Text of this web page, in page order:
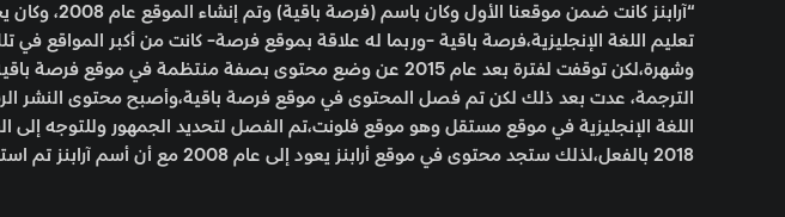
“آرابنز كانت
تعليم اللغة الإنجليزية،فرصة باقية -وربما له علاقة بموقع فرصة- كانت من أكبر المواقع في
وشهرة،لكن توقفت لفترة بعد عام 2015 عن وضع محتوى بصفة منتظمة
الترجمة، عدت بعد ذلك لكن تم فصل المحتوى في موقع فرصة باقية،وأصبح محتوى النشر
اللغة الإنجليزية في موقع مستقل وهو موقع فلونت،تم الفصل لتحديد الجمهور وللتوجه إلى
2018 بالفعل،لذلك ستجد محتوى في موقع أرابنز يعود إلى عام 2008 مع أن أسم آرابنز تم استحداثه في عام 2018.”